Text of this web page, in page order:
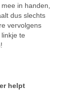
mee in handen,
dus slechts
vervolgens
te
helpt